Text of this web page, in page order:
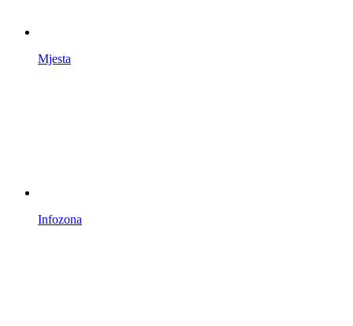
Mjesta
Infozona